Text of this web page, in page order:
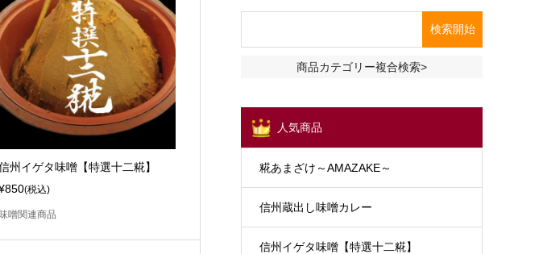
州イゲタ味噌【特選十二糀】
(税込)
噌関連商品
商品カテゴリー複合検索>
人気商品
糀あまざけ～AMAZAKE～
信州蔵出し味噌カレー
信州イゲタ味噌【特選十二糀】